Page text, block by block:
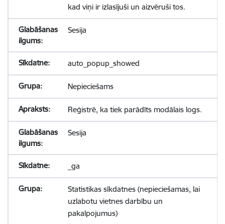
kad viņi ir izlasījuši un aizvēruši tos.
Sesija
auto_popup_showed
Nepieciešams
Reģistrē, ka tiek parādīts modālais logs.
Sesija
_ga
Statistikas sīkdatnes (nepieciešamas, lai
uzlabotu vietnes darbību un
pakalpojumus)